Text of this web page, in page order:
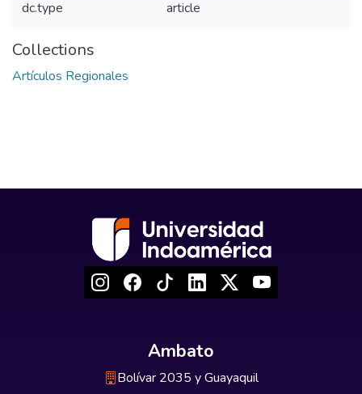
dc.type article
Collections
Artículos Regionales
Ambato
Bolívar 2035 y Guayaquil